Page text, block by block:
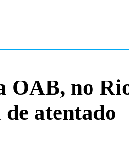
OAB, no
atentado